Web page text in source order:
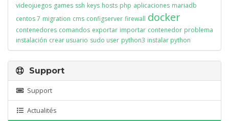
videojuegos games ssh keys hosts php aplicaciones mariadb
centos 7 migration cms configserver firewall docker
contenedores comandos exportar importar contenedor problema
instalación crear usuario sudo user python3 instalar python
Support
Support
Actualités